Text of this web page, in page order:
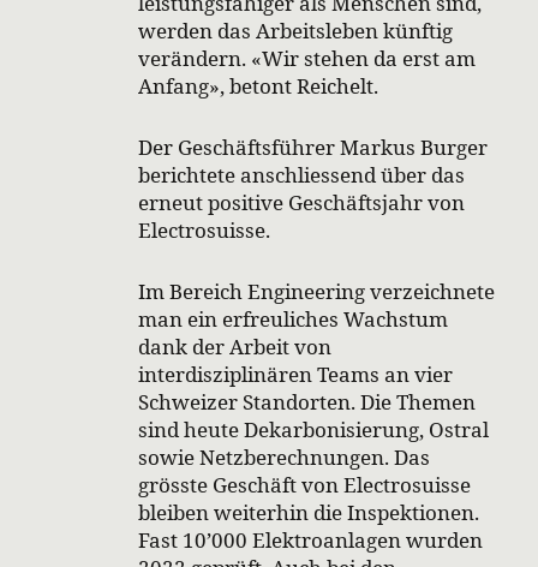
werden das Arbeitsleben künftig
verändern. «Wir stehen da erst am
Anfang», betont Reichelt.
Der Geschäftsführer Markus Burger
berichtete anschliessend über das
erneut positive Geschäftsjahr von
Electrosuisse.
Im Bereich Engineering verzeichnete
man ein erfreuliches Wachstum
dank der Arbeit von
interdisziplinären Teams an vier
Schweizer Standorten. Die Themen
sind heute Dekarbonisierung, Ostral
sowie Netzberechnungen. Das
grösste Geschäft von Electrosuisse
bleiben weiterhin die Inspektionen.
Fast 10’000 Elektroanlagen wurden